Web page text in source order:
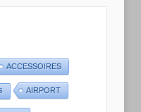
ACCESSOIRES
AIRPORT